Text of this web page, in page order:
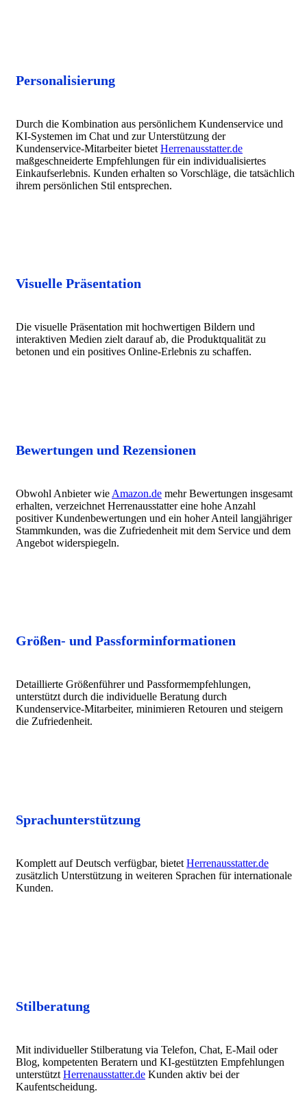
Personalisierung
Durch die Kombination aus persönlichem Kundenservice und
KI-Systemen im Chat und zur Unterstützung der
Kundenservice-Mitarbeiter bietet Herrenausstatter.de
maßgeschneiderte Empfehlungen für ein individualisiertes
Einkaufserlebnis. Kunden erhalten so Vorschläge, die tatsächlich
ihrem persönlichen Stil entsprechen.
Visuelle Präsentation
Die visuelle Präsentation mit hochwertigen Bildern und
interaktiven Medien zielt darauf ab, die Produktqualität zu
betonen und ein positives Online-Erlebnis zu schaffen.
Bewertungen und Rezensionen
Obwohl Anbieter wie Amazon.de mehr Bewertungen insgesamt
erhalten, verzeichnet Herrenausstatter eine hohe Anzahl
positiver Kundenbewertungen und ein hoher Anteil langjähriger
Stammkunden, was die Zufriedenheit mit dem Service und dem
Angebot widerspiegeln.
Größen- und Passforminformationen
Detaillierte Größenführer und Passformempfehlungen,
unterstützt durch die individuelle Beratung durch
Kundenservice-Mitarbeiter, minimieren Retouren und steigern
die Zufriedenheit.
Sprachunterstützung
Komplett auf Deutsch verfügbar, bietet Herrenausstatter.de
zusätzlich Unterstützung in weiteren Sprachen für internationale
Kunden.
Stilberatung
Mit individueller Stilberatung via Telefon, Chat, E-Mail oder
Blog, kompetenten Beratern und KI-gestützten Empfehlungen
unterstützt Herrenausstatter.de Kunden aktiv bei der
Kaufentscheidung.